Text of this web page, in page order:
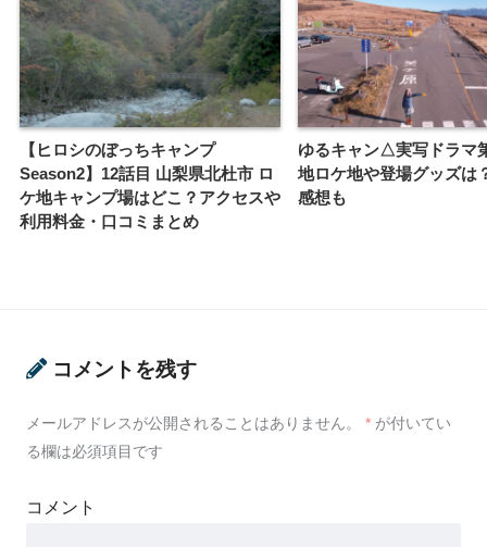
【ヒロシのぼっちキャンプ
Season2】12話目 山梨県北杜市 ロ
ケ地キャンプ場はどこ？アクセスや
利用料金・口コミまとめ
ゆるキャン△実写ドラマ
地ロケ地や登場グッズは
感想も
コメントを残す
メールアドレスが公開されることはありません。 * が付いてい
る欄は必須項目です
コメント